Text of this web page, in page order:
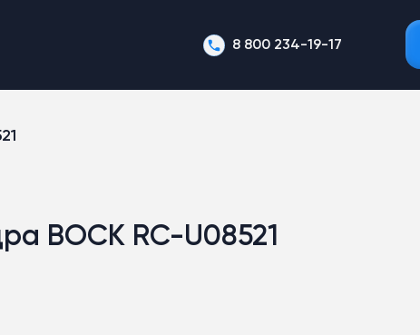
8 800 234-19-17
BOCK RC-U08521